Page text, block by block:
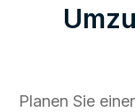
Planen Sie